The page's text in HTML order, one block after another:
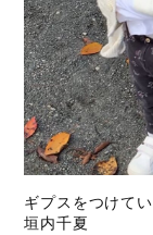
ギプスをつけて
垣内千夏